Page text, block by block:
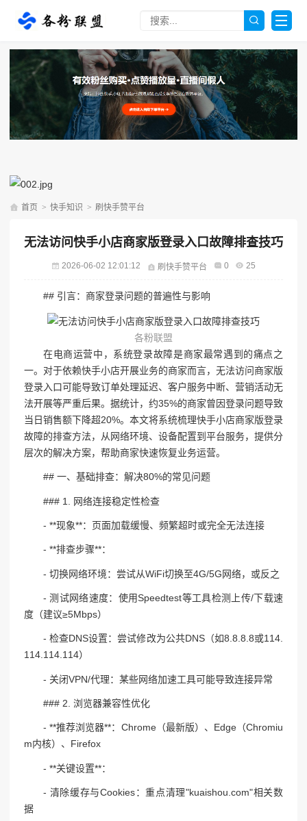
首页 > 快手知识 > 刷快手赞平台
无法访问快手小店商家版登录入口故障排查技巧
2026-06-02 12:01:12 刷快手赞平台 0 25
## 引言：商家登录问题的普遍性与影响
各粉联盟
在电商运营中，系统登录故障是商家最常遇到的痛点之
一。对于依赖快手小店开展业务的商家而言，无法访问商家版
登录入口可能导致订单处理延迟、客户服务中断、营销活动无
法开展等严重后果。据统计，约35%的商家曾因登录问题导致
当日销售额下降超20%。本文将系统梳理快手小店商家版登录
故障的排查方法，从网络环境、设备配置到平台服务，提供分
层次的解决方案，帮助商家快速恢复业务运营。
## 一、基础排查：解决80%的常见问题
### 1. 网络连接稳定性检查
- **现象**：页面加载缓慢、频繁超时或完全无法连接
- **排查步骤**：
- 切换网络环境：尝试从WiFi切换至4G/5G网络，或反之
- 测试网络速度：使用Speedtest等工具检测上传/下载速
度（建议≥5Mbps）
- 检查DNS设置：尝试修改为公共DNS（如8.8.8.8或114.
114.114.114）
- 关闭VPN/代理：某些网络加速工具可能导致连接异常
### 2. 浏览器兼容性优化
- **推荐浏览器**：Chrome（最新版）、Edge（Chromiu
m内核）、Firefox
- **关键设置**：
- 清除缓存与Cookies：重点清理"kuaishou.com"相关数
据